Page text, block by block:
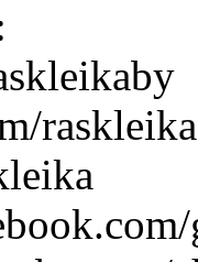
raskleika